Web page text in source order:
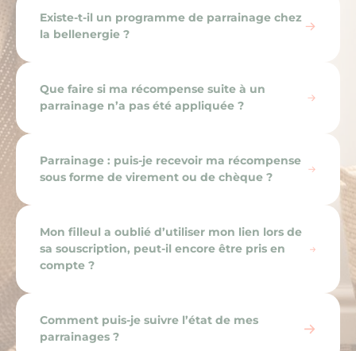
Existe-t-il un programme de parrainage chez
la bellenergie ?
Que faire si ma récompense suite à un
parrainage n’a pas été appliquée ?
Parrainage : puis-je recevoir ma récompense
sous forme de virement ou de chèque ?
Mon filleul a oublié d’utiliser mon lien lors de
sa souscription, peut-il encore être pris en
compte ?
Comment puis-je suivre l’état de mes
parrainages ?